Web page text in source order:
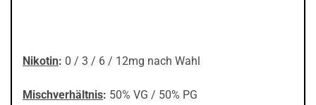
Nikotin: 0 / 3 / 6 / 12mg nach Wahl
Mischverhältnis: 50% VG / 50% PG